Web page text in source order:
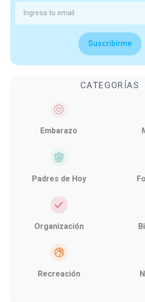
Suscribirme
CATEGORÍAS
Embarazo
Padres de Hoy
Organización
Recreación